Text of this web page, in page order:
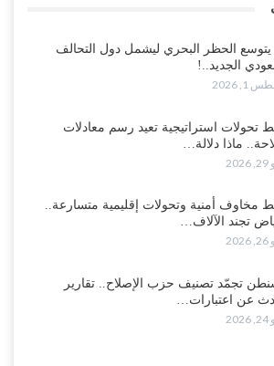
الحظر البحري ليشمل دول التحالف
الجديد..!
1, 2026
تحولات استراتيجية تعيد رسم معادلات
ماذا دلالة…
مخاوف أمنية وتحولات إقليمية متسارعة..
تجند الآلاف…
تجمّد تصنيف حزب الإصلاح.. تقارير
عن اعتبارات…